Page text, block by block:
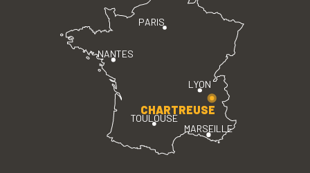
PARIS
LYON
TOULOUSE
MARSEILLE
NANTES
CHARTREUSE